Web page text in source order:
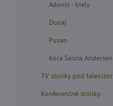
Adonis - biely
Dunaj
Pusan
Kora Sosna Andersen
TV stolíky pod televízor
Konferenčné stolíky